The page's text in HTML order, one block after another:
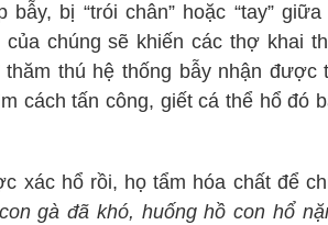
bẫy, bị “trói chân” hoặc “tay”
của chúng sẽ khiến các thợ khai
thăm thú hệ thống bẫy nhận
cách tấn công, giết cá thể hổ đó
xác hổ rồi, họ tẩm hóa chất để
gà đã khó, huống hồ con hổ